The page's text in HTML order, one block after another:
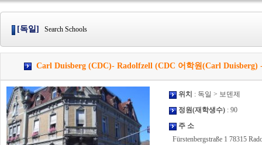
[독일] Search Schools
Carl Duisberg (CDC)- Radolfzell (CDC 어학원(Carl Duisberg)
위치 : 독일 > 보덴제
정원(재학생수) : 90
주 소
Fürstenbergstraße 1 78315